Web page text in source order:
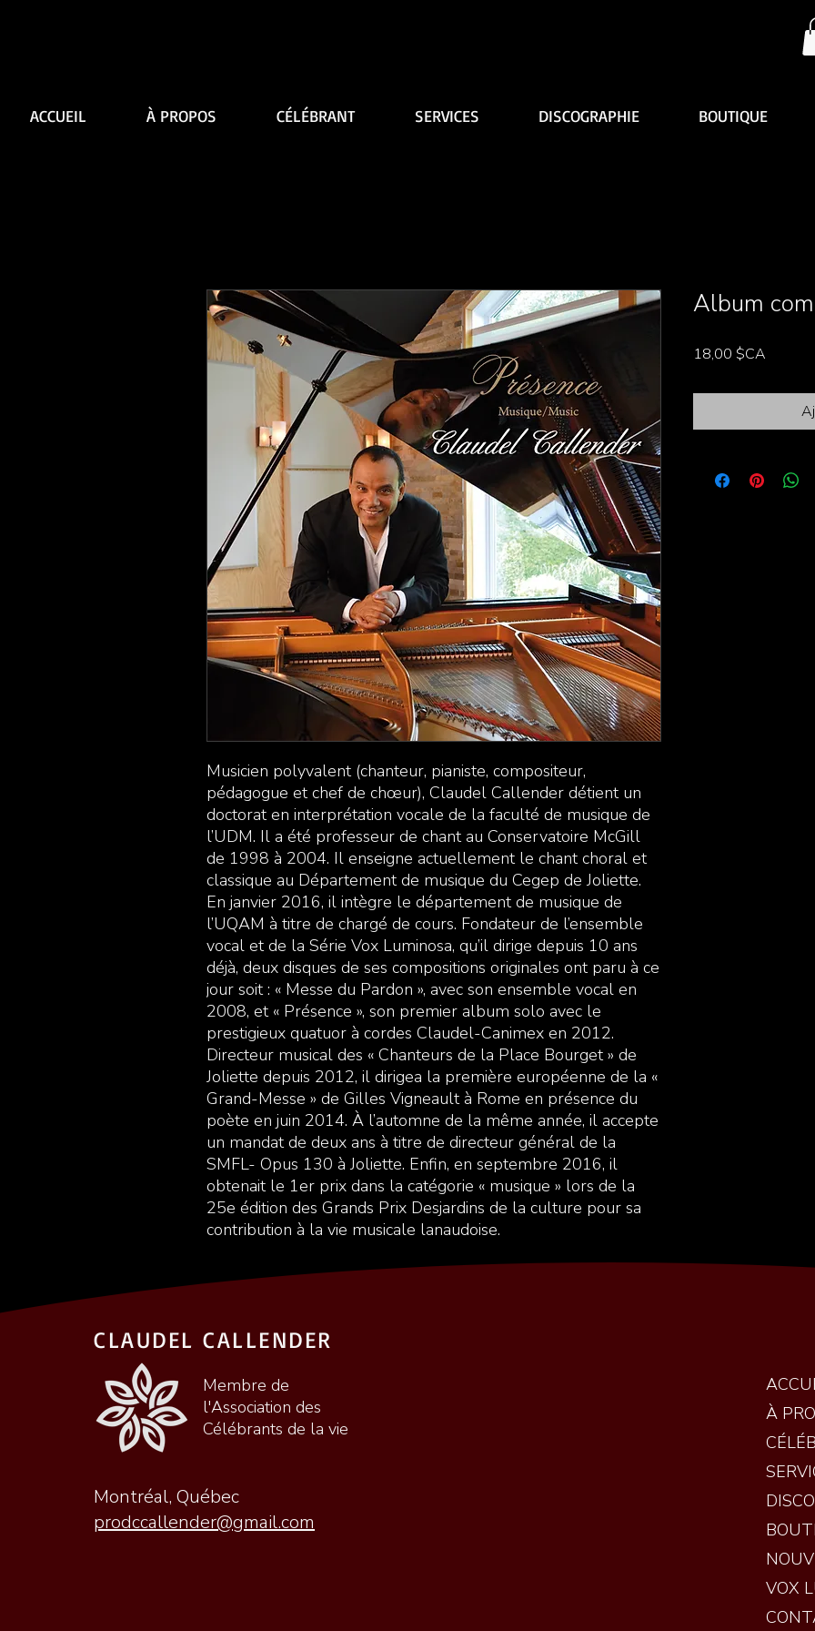
ACCUEIL À PROPOS CÉLÉBRANT SERVICES DISCOGRAPHIE BOUTIQUE
Musicien polyvalent (chanteur, pianiste, compositeur,
pédagogue et chef de chœur), Claudel Callender détient un
doctorat en interprétation vocale de la faculté de musique de
l’UDM. Il a été professeur de chant au Conservatoire McGill
de 1998 à 2004. Il enseigne actuellement le chant choral et
classique au Département de musique du Cegep de Joliette.
En janvier 2016, il intègre le département de musique de
l’UQAM à titre de chargé de cours. Fondateur de l’ensemble
vocal et de la Série Vox Luminosa, qu’il dirige depuis 10 ans
déjà, deux disques de ses compositions originales ont paru à ce
jour soit : « Messe du Pardon », avec son ensemble vocal en
2008, et « Présence », son premier album solo avec le
prestigieux quatuor à cordes Claudel-Canimex en 2012.
Directeur musical des « Chanteurs de la Place Bourget » de
Joliette depuis 2012, il dirigea la première européenne de la «
Grand-Messe » de Gilles Vigneault à Rome en présence du
poète en juin 2014. À l’automne de la même année, il accepte
un mandat de deux ans à titre de directeur général de la
SMFL- Opus 130 à Joliette. Enfin, en septembre 2016, il
obtenait le 1er prix dans la catégorie « musique » lors de la
25e édition des Grands Prix Desjardins de la culture pour sa
contribution à la vie musicale lanaudoise.
Album
18,00 $CA
CLAUDEL CALLENDER
Membre de
l'Association des
Célébrants de la vie
Montréal, Québec
prodccallender@gmail.com
À
VOX